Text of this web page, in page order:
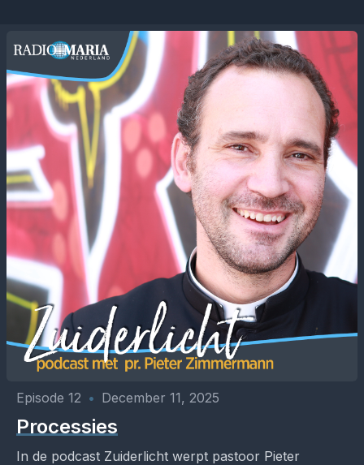
Episode 12 • December 11, 2025
Processies
In de podcast Zuiderlicht werpt pastoor Pieter